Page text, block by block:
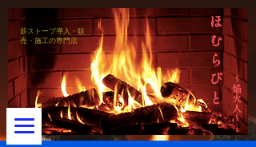
薪ストーブ導入・販
売・施工の専門店
ほ
む
ら
び
と
～焔火人～